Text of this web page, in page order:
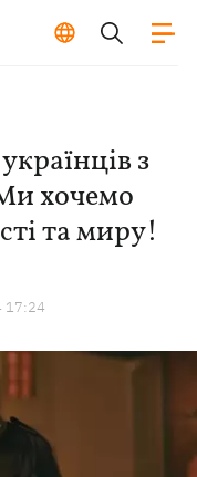
з
хочемо
та миру!
17:24